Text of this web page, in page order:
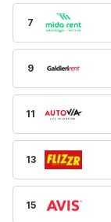
7
9
11
13
15